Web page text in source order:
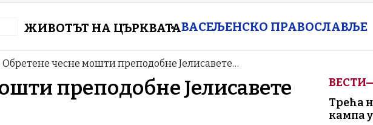
ЖИВОТЪТ НА ЦЪРКВАТАВАСЕЉЕНСКО ПРАВОСЛАВЉЕ
Обретене чесне мошти преподобне Јелисавете…
преподобне Јелисавете
ВЕСТИ
Трећа
кампа